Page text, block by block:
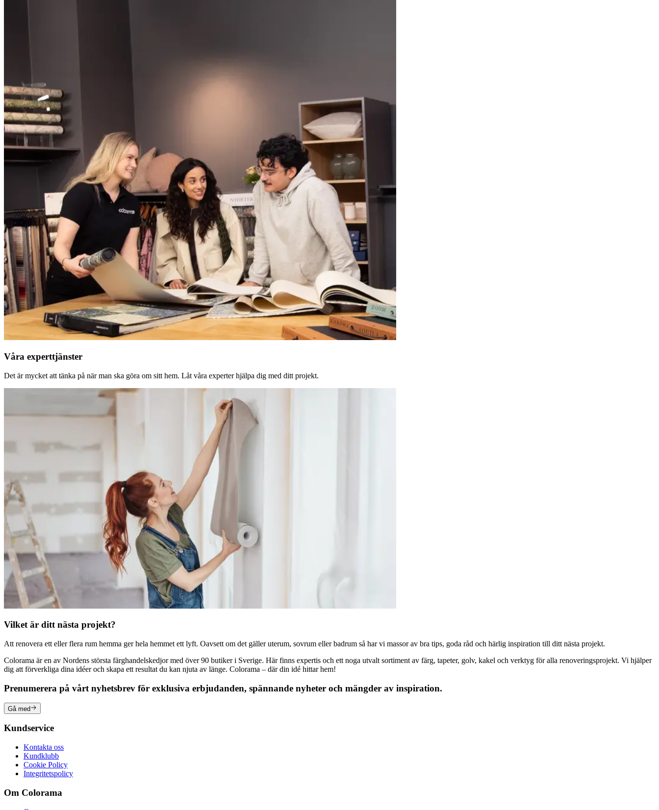
Våra experttjänster
Det är mycket att tänka på när man ska göra om sitt hem. Låt våra experter hjälpa dig med ditt projekt.
Vilket är ditt nästa projekt?
Att renovera ett eller flera rum hemma ger hela hemmet ett lyft. Oavsett om det gäller uterum, sovrum eller badrum så har vi massor av bra tips, goda råd och härlig inspiration till ditt nästa projekt.
Colorama är en av Nordens största färghandelskedjor med över 90 butiker i Sverige. Här finns expertis och ett noga utvalt sortiment av färg, tapeter, golv, kakel och verktyg för alla renoveringsprojekt. Vi hjälper
dig att förverkliga dina idéer och skapa ett resultat du kan njuta av länge. Colorama – där din idé hittar hem!
Prenumerera på vårt nyhetsbrev för exklusiva erbjudanden, spännande nyheter och mängder av inspiration.
Gå med
Kundservice
Kontakta oss
Kundklubb
Cookie Policy
Integritetspolicy
Om Colorama